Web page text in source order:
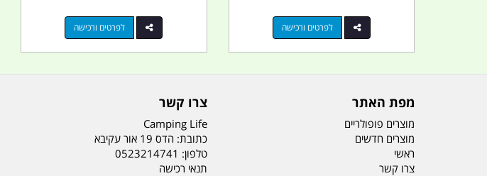
לפרטים ורכישה לפרטים ורכישה
מפת האתר
מוצרים פופולריים
מוצרים חדשים
ראשי
צרו קשר
צרו קשר
Camping Life
כתובת: הדס 19 אור עקיבא
טלפון: 0523214741
תנאי רכישה